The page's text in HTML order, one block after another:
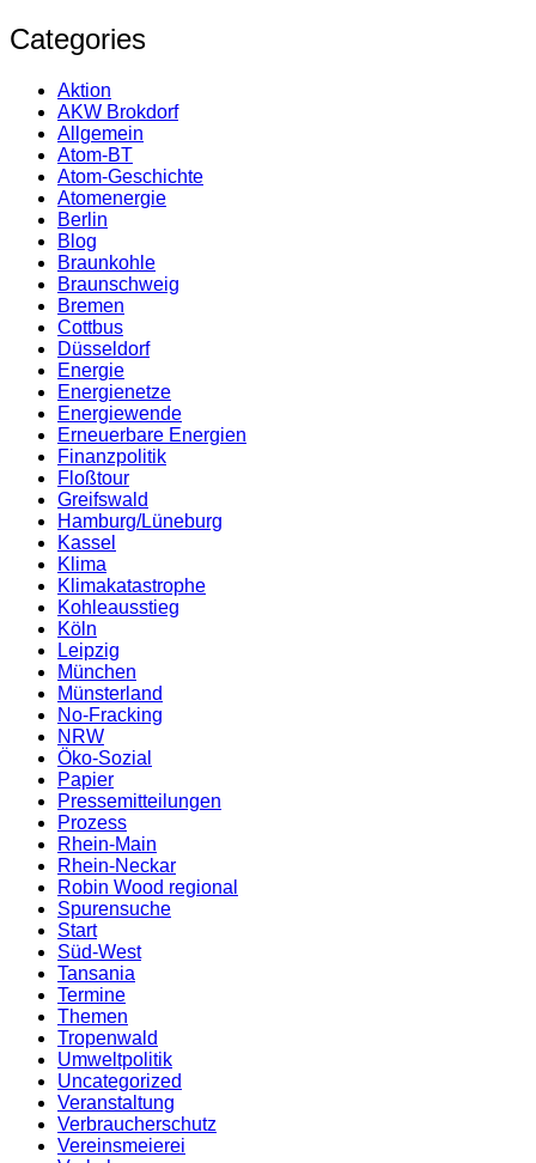
Categories
Aktion
AKW Brokdorf
Allgemein
Atom-BT
Atom-Geschichte
Atomenergie
Berlin
Blog
Braunkohle
Braunschweig
Bremen
Cottbus
Düsseldorf
Energie
Energienetze
Energiewende
Erneuerbare Energien
Finanzpolitik
Floßtour
Greifswald
Hamburg/Lüneburg
Kassel
Klima
Klimakatastrophe
Kohleausstieg
Köln
Leipzig
München
Münsterland
No-Fracking
NRW
Öko-Sozial
Papier
Pressemitteilungen
Prozess
Rhein-Main
Rhein-Neckar
Robin Wood regional
Spurensuche
Start
Süd-West
Tansania
Termine
Themen
Tropenwald
Umweltpolitik
Uncategorized
Veranstaltung
Verbraucherschutz
Vereinsmeierei